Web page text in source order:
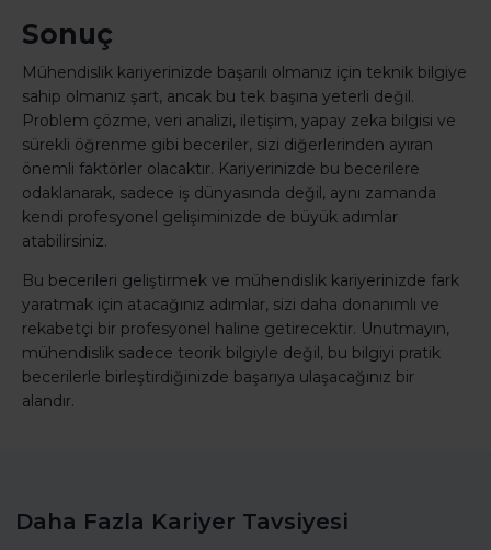
Sonuç
Mühendislik kariyerinizde başarılı olmanız için teknik bilgiye
sahip olmanız şart, ancak bu tek başına yeterli değil.
Problem çözme, veri analizi, iletişim, yapay zeka bilgisi ve
sürekli öğrenme gibi beceriler, sizi diğerlerinden ayıran
önemli faktörler olacaktır. Kariyerinizde bu becerilere
odaklanarak, sadece iş dünyasında değil, aynı zamanda
kendi profesyonel gelişiminizde de büyük adımlar
atabilirsiniz.
Bu becerileri geliştirmek ve mühendislik kariyerinizde fark
yaratmak için atacağınız adımlar, sizi daha donanımlı ve
rekabetçi bir profesyonel haline getirecektir. Unutmayın,
mühendislik sadece teorik bilgiyle değil, bu bilgiyi pratik
becerilerle birleştirdiğinizde başarıya ulaşacağınız bir
alandır.
Daha Fazla Kariyer Tavsiyesi